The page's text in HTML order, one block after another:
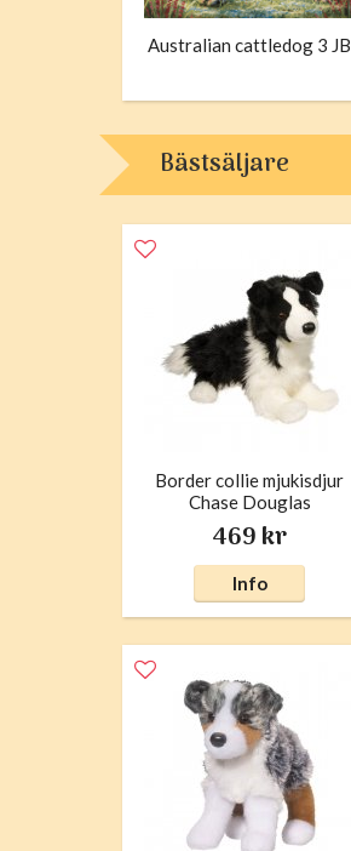
Australian cattledog 3 JB
Bästsäljare
Border collie mjukisdjur
Chase Douglas
469 kr
Info